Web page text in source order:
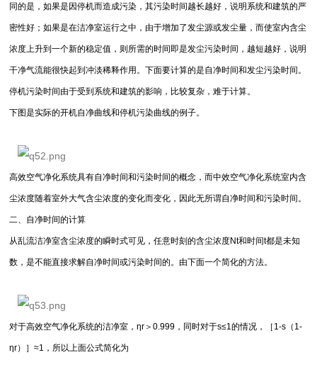
同的是，如果是因停机而造成污染，其污染时间越长越好，说明系统和建筑的严
密性好；如果是在洁净室运行之中，由于增加了发尘源或发尘量，而使室内含尘
浓度上升到一个新的稳定值，则所需的时间即是发尘污染时间，越短越好，说明
干净气流能很快起到冲淡稀释作用。下面要计算的是自净时间和发尘污染时间。
停机污染时间由于受到系统和建筑的影响，比较复杂，难于计算。
下图是实际的开机自净曲线和停机污染曲线的例子。
高效空气净化系统具有自净时间和污染时间的概念，而中效空气净化系统室内含
尘浓度随着室外大气含尘浓度的变化而变化，因此无所谓自净时间和污染时间。
二、自净时间的计算
从乱流洁净室含尘浓度的瞬时式可见，任意时刻的含尘浓度Nt和时间t都是未知
数，是不能直接求解自净时间或污染时间的。由下面一个简化的方法。
对于高效空气净化系统的洁净室，ηr＞0.999，同时对于s≤1的情况，［1-s（1-
ηr）］≈1，所以上面公式简化为